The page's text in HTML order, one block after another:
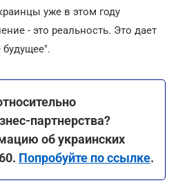
уже в этом году
- это реальность. Это дает
партнерства?
об украинских
Попробуйте по ссылке.